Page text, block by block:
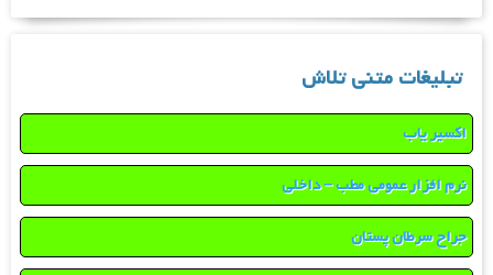
تبلیغات متنی تلاش
اکسیر یاب
نرم افزار عمومی مطب – داخلی
جراح سرطان پستان